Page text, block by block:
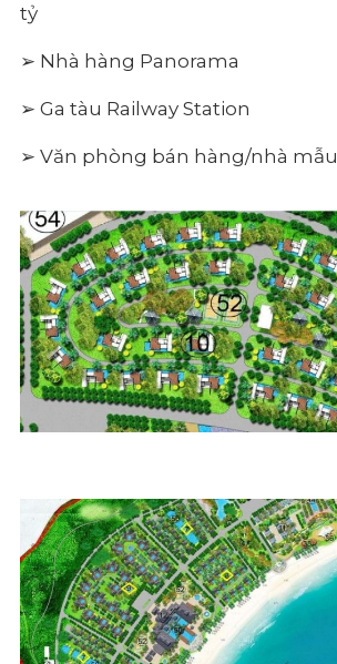
tỷ
➢ Nhà hàng Panorama
➢ Ga tàu Railway Station
➢ Văn phòng bán hàng/nhà mẫu